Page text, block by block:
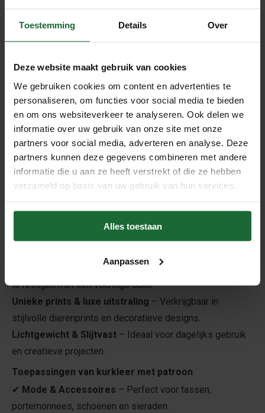
Toestemming Details Over
Deze website maakt gebruik van cookies
We gebruiken cookies om content en advertenties te
personaliseren, om functies voor social media te bieden
en om ons websiteverkeer te analyseren. Ook delen we
informatie over uw gebruik van onze site met onze
partners voor social media, adverteren en analyse. Deze
partners kunnen deze gegevens combineren met andere
informatie die u aan ze heeft verstrekt of die ze hebben
verzameld op basis van uw gebruik van hun services.
Alles toestaan
Aanpassen
en Uniek
patroon, een innovatief en milieuvriendelijk materiaal dat
de natuurlijke uitstraling van kurk combineert met trendy
designs zoalspanter, slang, krokodil en vlinders. Dit
hoogwaardige kurkleer uit Portugalis een perfect
alternatief voor leer en synthetische stoffen en is ideaal
voor DIY-projecten, modeaccessoires en
interieurtoepassingen.
Waarom kiezen voor kurktextiel met patroon?
Waterbestendig & Onderhoudsvriendelijk
te reinigen met een vochtige doek.
Unieke prints & luxe uitstraling – Verkrijgbaar in
stijlvolle dierenprints en decoratieve designs.
Lichtgewicht & Slijtvast – Ideaal voor dagelijks gebruik
en creatieve projecten.
Toepassingen van kurkleer met patroon
✔ Mode & Accessoires – Perfect voor tassen,
portemonnees, schoenen en sieraden.